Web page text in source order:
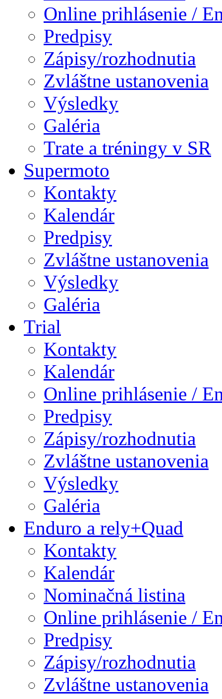
Online prihlásenie /
Predpisy
Zápisy/rozhodnutia
Zvláštne ustanovenia
Výsledky
Galéria
Trate a tréningy v SR
Supermoto
Kontakty
Kalendár
Predpisy
Zvláštne ustanovenia
Výsledky
Galéria
Trial
Kontakty
Kalendár
Online prihlásenie /
Predpisy
Zápisy/rozhodnutia
Zvláštne ustanovenia
Výsledky
Galéria
Enduro a rely+Quad
Kontakty
Kalendár
Nominačná listina
Online prihlásenie /
Predpisy
Zápisy/rozhodnutia
Zvláštne ustanovenia